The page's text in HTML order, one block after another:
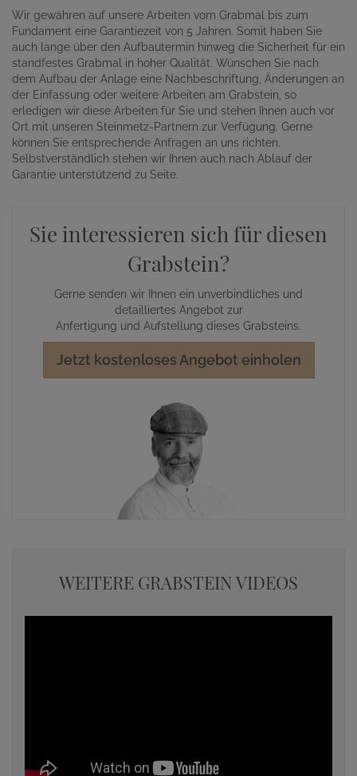
Wir gewähren auf unsere Arbeiten vom Grabmal bis zum
Fundament eine Garantiezeit von 5 Jahren. Somit haben Sie
auch lange über den Aufbautermin hinweg die Sicherheit für ein
standfestes Grabmal in hoher Qualität. Wünschen Sie nach
dem Aufbau der Anlage eine Nachbeschriftung, Änderungen an
der Einfassung oder weitere Arbeiten am Grabstein, so
erledigen wir diese Arbeiten für Sie und stehen Ihnen auch vor
Ort mit unseren Steinmetz-Partnern zur Verfügung. Gerne
können Sie entsprechende Anfragen an uns richten.
Selbstverständlich stehen wir Ihnen auch nach Ablauf der
Garantie unterstützend zu Seite.
Sie interessieren sich für diesen
Grabstein?
Gerne senden wir Ihnen ein unverbindliches und
detailliertes Angebot zur
Anfertigung und Aufstellung dieses Grabsteins.
Jetzt kostenloses Angebot einholen
WEITERE GRABSTEIN VIDEOS